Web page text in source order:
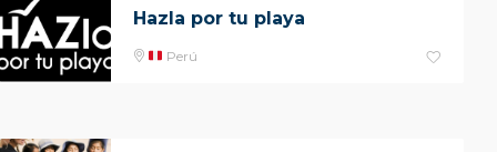
Hazla por tu playa
Perú